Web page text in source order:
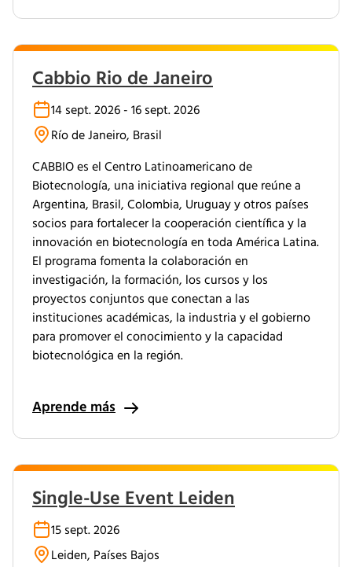
Cabbio Rio de Janeiro
14 sept. 2026 - 16 sept. 2026
Río de Janeiro, Brasil
CABBIO es el Centro Latinoamericano de
Biotecnología, una iniciativa regional que reúne a
Argentina, Brasil, Colombia, Uruguay y otros países
socios para fortalecer la cooperación científica y la
innovación en biotecnología en toda América Latina.
El programa fomenta la colaboración en
investigación, la formación, los cursos y los
proyectos conjuntos que conectan a las
instituciones académicas, la industria y el gobierno
para promover el conocimiento y la capacidad
biotecnológica en la región.
Aprende más
Single-Use Event Leiden
15 sept. 2026
Leiden, Países Bajos